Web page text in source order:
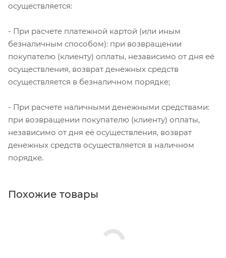
осуществляется:
- При расчете платежной картой (или иным
безналичным способом): при возвращении
покупателю (клиенту) оплаты, независимо от дня её
осуществления, возврат денежных средств
осуществляется в безналичном порядке;
- При расчете наличными денежными средствами:
при возвращении покупателю (клиенту) оплаты,
независимо от дня её осуществления, возврат
денежных средств осуществляется в наличном
порядке.
Похожие товары